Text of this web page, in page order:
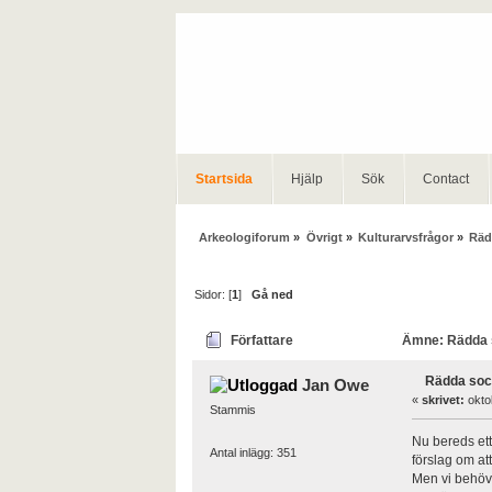
Startsida Hjälp Sök Contact
Arkeologiforum » Övrigt» Kulturarvsfrågor»
Sidor: [1]Gå ned
Författare Ämne:
Jan Owe
Stammis
Antal inlägg: 351
Rädda
« skrivet:
Nu bereds
förslag om
Men vi